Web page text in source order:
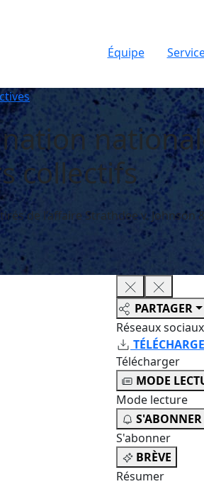
Équipe
collectifs
de l’affaire Strathdee v. Johnson
PARTAGER
Réseaux sociaux
Télécharger
MODE
Mode lecture
S'ABONNER
S'abonner
BRÈVE
Résumer